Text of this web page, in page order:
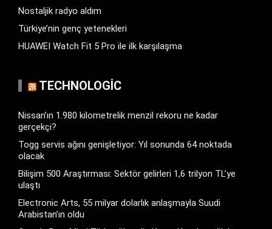
Nostaljik radyo aldım
Türkiye’nin genç yetenekleri
HUAWEI Watch Fit 5 Pro ile ilk karşılaşma
TECHNOLOGIC
Nissan’ın 1.980 kilometrelik menzil rekoru ne kadar
gerçekçi?
Togg servis ağını genişletiyor: Yıl sonunda 64 noktada
olacak
Bilişim 500 Araştırması: Sektör gelirleri 1,6 trilyon TL’ye
ulaştı
Electronic Arts, 55 milyar dolarlık anlaşmayla Suudi
Arabistan’ın oldu